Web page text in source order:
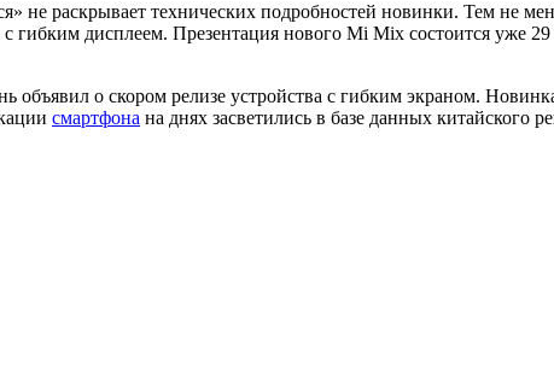
не раскрывает технических подробностей новинки. Тем не
с гибким дисплеем. Презентация нового Mi Mix состоится уже
объявил о скором релизе устройства с гибким экраном.
смартфона на днях засветились в базе данных китайского